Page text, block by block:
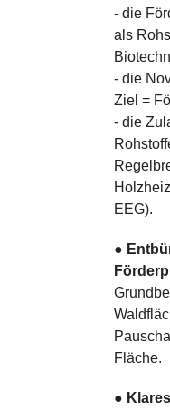
- die
als
- die
Ziel =
- die
EEG).
●
Fläche.
●